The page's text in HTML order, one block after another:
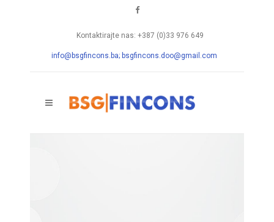
Kontaktirajte nas: +387 (0)33 976 649
info@bsgfincons.ba; bsgfincons.doo@gmail.com